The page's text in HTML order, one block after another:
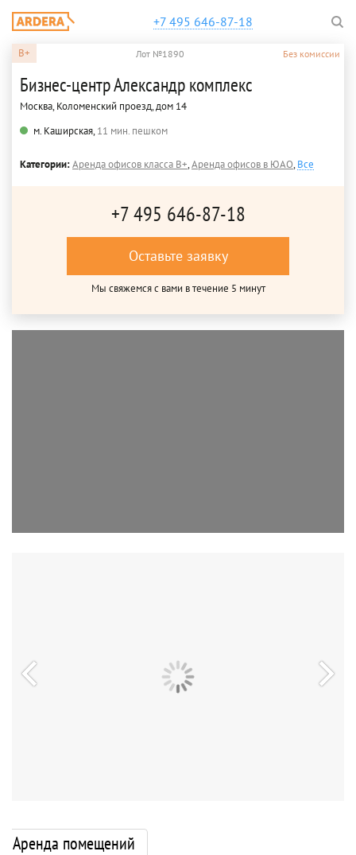
+7 495 646-87-18
B+ Лот №1890 Без комиссии
Бизнес-центр Александр комплекс
Москва, Коломенский проезд, дом 14
м. Каширская,11 мин. пешком
Категории:Аренда офисов класса B+,Аренда офисов в ЮАО,Все
+7 495 646-87-18
Оставьте заявку
Мы свяжемся с вами в течение 5 минут
Аренда помещений